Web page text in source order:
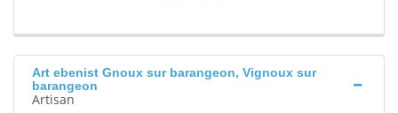
Art ebenist Gnoux sur barangeon, Vignoux sur
barangeon
Artisan